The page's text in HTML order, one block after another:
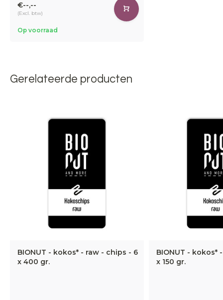
€--,--
(Excl. btw)
Op voorraad
Gerelateerde producten
BIONUT - kokos* - raw - chips - 6
x 400 gr.
BIONUT - kokos*
x 150 gr.